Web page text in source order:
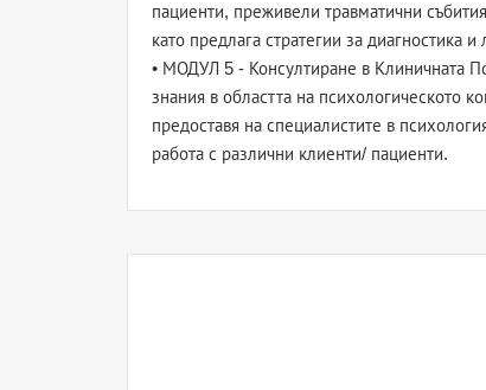
пациенти, преживели травматични
като предлага стратегии за диагностика
• МОДУЛ 5 - Консултиране в Клиничната
знания в областта на психологическото
предоставя на специалистите в
работа с различни клиенти/ пациенти.